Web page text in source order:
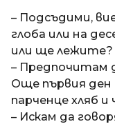
п
р
е
д
и
1
8
t
i
– Подсъдими,
глоба или на
или ще лежите?
– Предпочитам
Още първия ден
парченце хляб и
– Искам да